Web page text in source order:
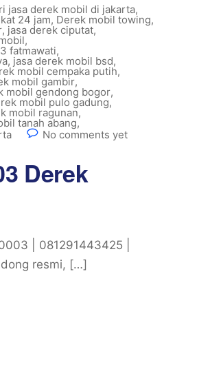
jasa derek mobil di jakarta,
24 jam, Derek mobil towing,
, jasa derek ciputat,
,
fatmawati,
, jasa derek mobil bsd,
mobil cempaka putih,
mobil gambir,
mobil gendong bogor,
mobil pulo gadung,
mobil ragunan,
tanah abang,
No comments yet
Derek
| 081291443425 |
resmi, […]